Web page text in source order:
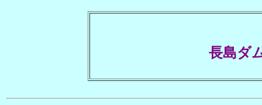
長島ダ